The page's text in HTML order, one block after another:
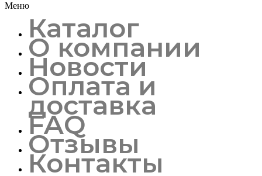
Меню
Каталог
О компании
Новости
Оплата и
доставка
FAQ
Отзывы
Контакты